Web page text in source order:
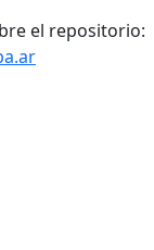
el repositorio: